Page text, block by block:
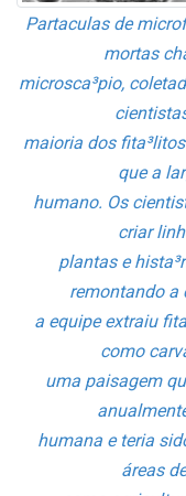
Parta­culas de
mortas
microsca³pio,
maioria dos
que a
humano. Os
criar
plantas e
remontando a
a equipe extraiu
como
uma paisagem
humana e teria
áreas